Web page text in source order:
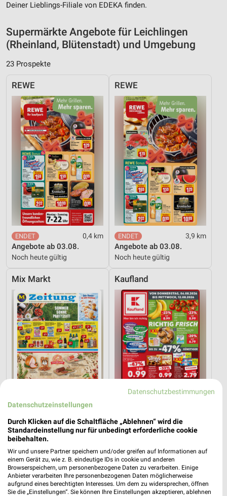
Deiner Lieblings-Filiale von EDEKA finden.
Supermärkte Angebote für Leichlingen
(Rheinland, Blütenstadt) und Umgebung
23 Prospekte
REWE
0,4 km
Angebote ab 03.08.
Noch heute gültig
REWE
3,9 km
Angebote ab 03.08.
Noch heute gültig
Mix Markt
9,1 km
Angebote ab 03.08.
Noch heute gültig
Kaufland
4,7 km
Gültig bis Mi. 12.08.
nahkauf METRO
Datenschutzbestimmungen
Datenschutzeinstellungen
Durch Klicken auf die Schaltfläche „Ablehnen“ wird die
Standardeinstellung nur für unbedingt erforderliche cookie
beibehalten.
Wir und unsere Partner speichern und/oder greifen auf Informationen auf
einem Gerät zu, wie z. B. eindeutige IDs in cookie und anderen
Browserspeichern, um personenbezogene Daten zu verarbeiten. Einige
Anbieter verarbeiten Ihre personenbezogenen Daten möglicherweise
aufgrund eines berechtigten Interesses. Um dem zu widersprechen, öffnen
Sie die „Einstellungen“. Sie können Ihre Einstellungen akzeptieren, ablehnen